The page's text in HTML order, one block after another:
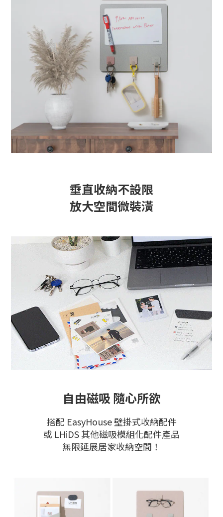
垂直收納不設限
放大空間微裝潢
自由磁吸 隨心所欲
搭配 EasyHouse 壁掛式收納配件
或 LHiDS 其他磁吸模組化配件產品
無限延展居家收納空間！